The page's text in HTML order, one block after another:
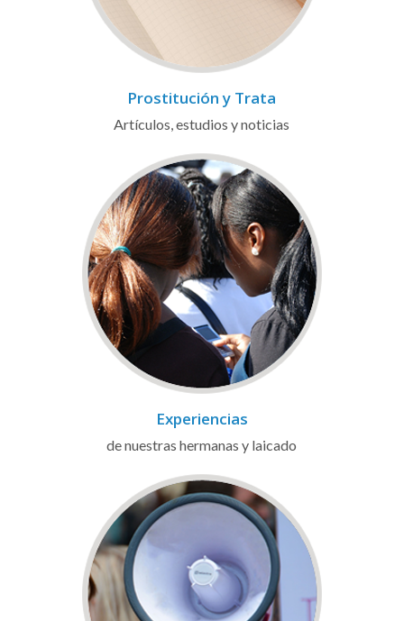
Prostitución y Trata
Artículos, estudios y noticias
Experiencias
de nuestras hermanas y laicado